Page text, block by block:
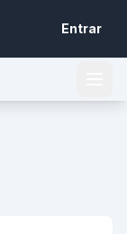
Entrar